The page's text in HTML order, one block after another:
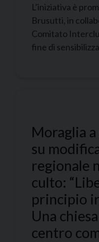
L’iniziativa è
Brusutti, in
Comitato
fine di
Moraglia
su
regionale
culto:
principio
Una
centro